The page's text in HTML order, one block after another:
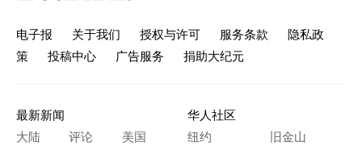
电子报 关于我们 授权与许可 服务条款
隐私政
策
投稿中心 广告服务 捐助大纪元
最新新闻
大陆
评论
美国
华人社区
纽约
旧金山